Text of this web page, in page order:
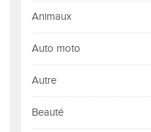
Animaux
Auto moto
Autre
Beauté